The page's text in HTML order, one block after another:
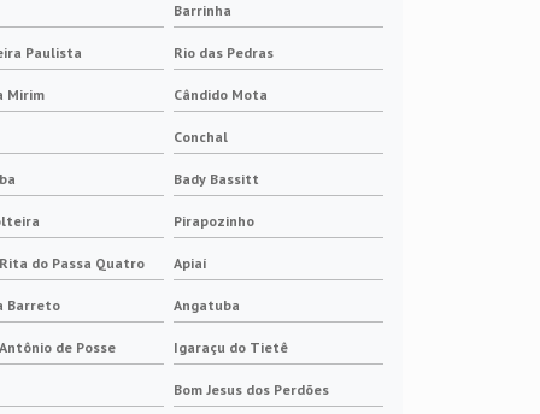
Pantografo para ponte rolante
Porta escova para anel de gerador
Barrinha
Paulista Rio das Pedras
Mirim Cândido Mota
Conchal
Bady Bassitt
Pirapozinho
do Passa Quatro Apiaí
Barreto Angatuba
de Posse Igaraçu do Tietê
Bom Jesus dos Perdões